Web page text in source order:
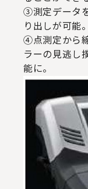
③測定データ
り出しが可能。
④点測定から
ラーの見逃し
能に。